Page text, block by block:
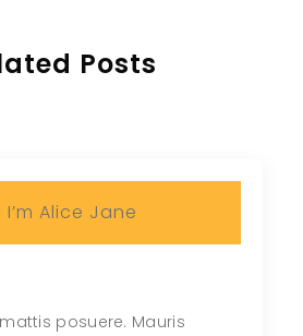
Posts
I’m Alice Jane
posuere. Mauris